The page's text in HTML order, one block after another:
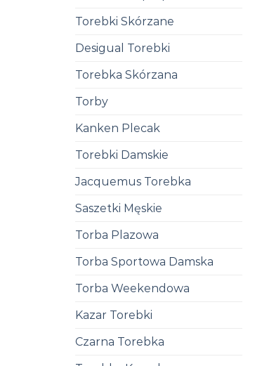
Torebki Skórzane
Desigual Torebki
Torebka Skórzana
Torby
Kanken Plecak
Torebki Damskie
Jacquemus Torebka
Saszetki Męskie
Torba Plazowa
Torba Sportowa Damska
Torba Weekendowa
Kazar Torebki
Czarna Torebka